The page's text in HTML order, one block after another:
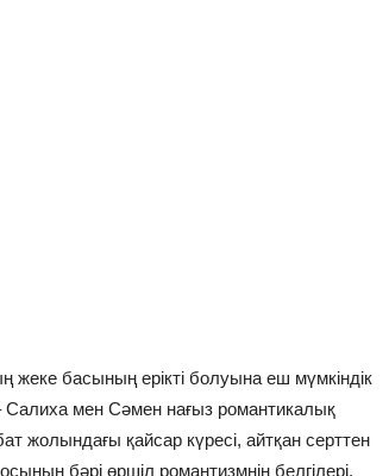
басының ерікті болуына еш мүмкіндік
Салиха мен Сәмен нағыз романтикалық
жолындағы қайсар күресі, айтқан серттен
бәрі өршіл романтизмнің белгілері.